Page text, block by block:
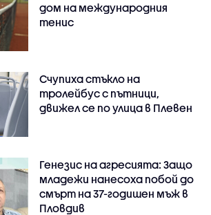
дом на международния
тенис
Счупиха стъкло на
тролейбус с пътници,
движел се по улица в Плевен
Генезис на агресията: Защо
младежи нанесоха побой до
смърт на 37-годишен мъж в
Пловдив